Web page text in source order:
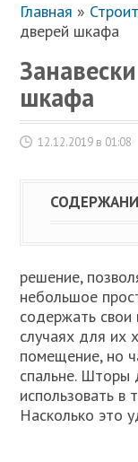
Главная »
дверей шкафа
шкафа
12.12.2019 в 01:08
решение,
небольшое
содержать
случаях для их
помещение, но
спальне. Шторы
использовать в
Насколько это